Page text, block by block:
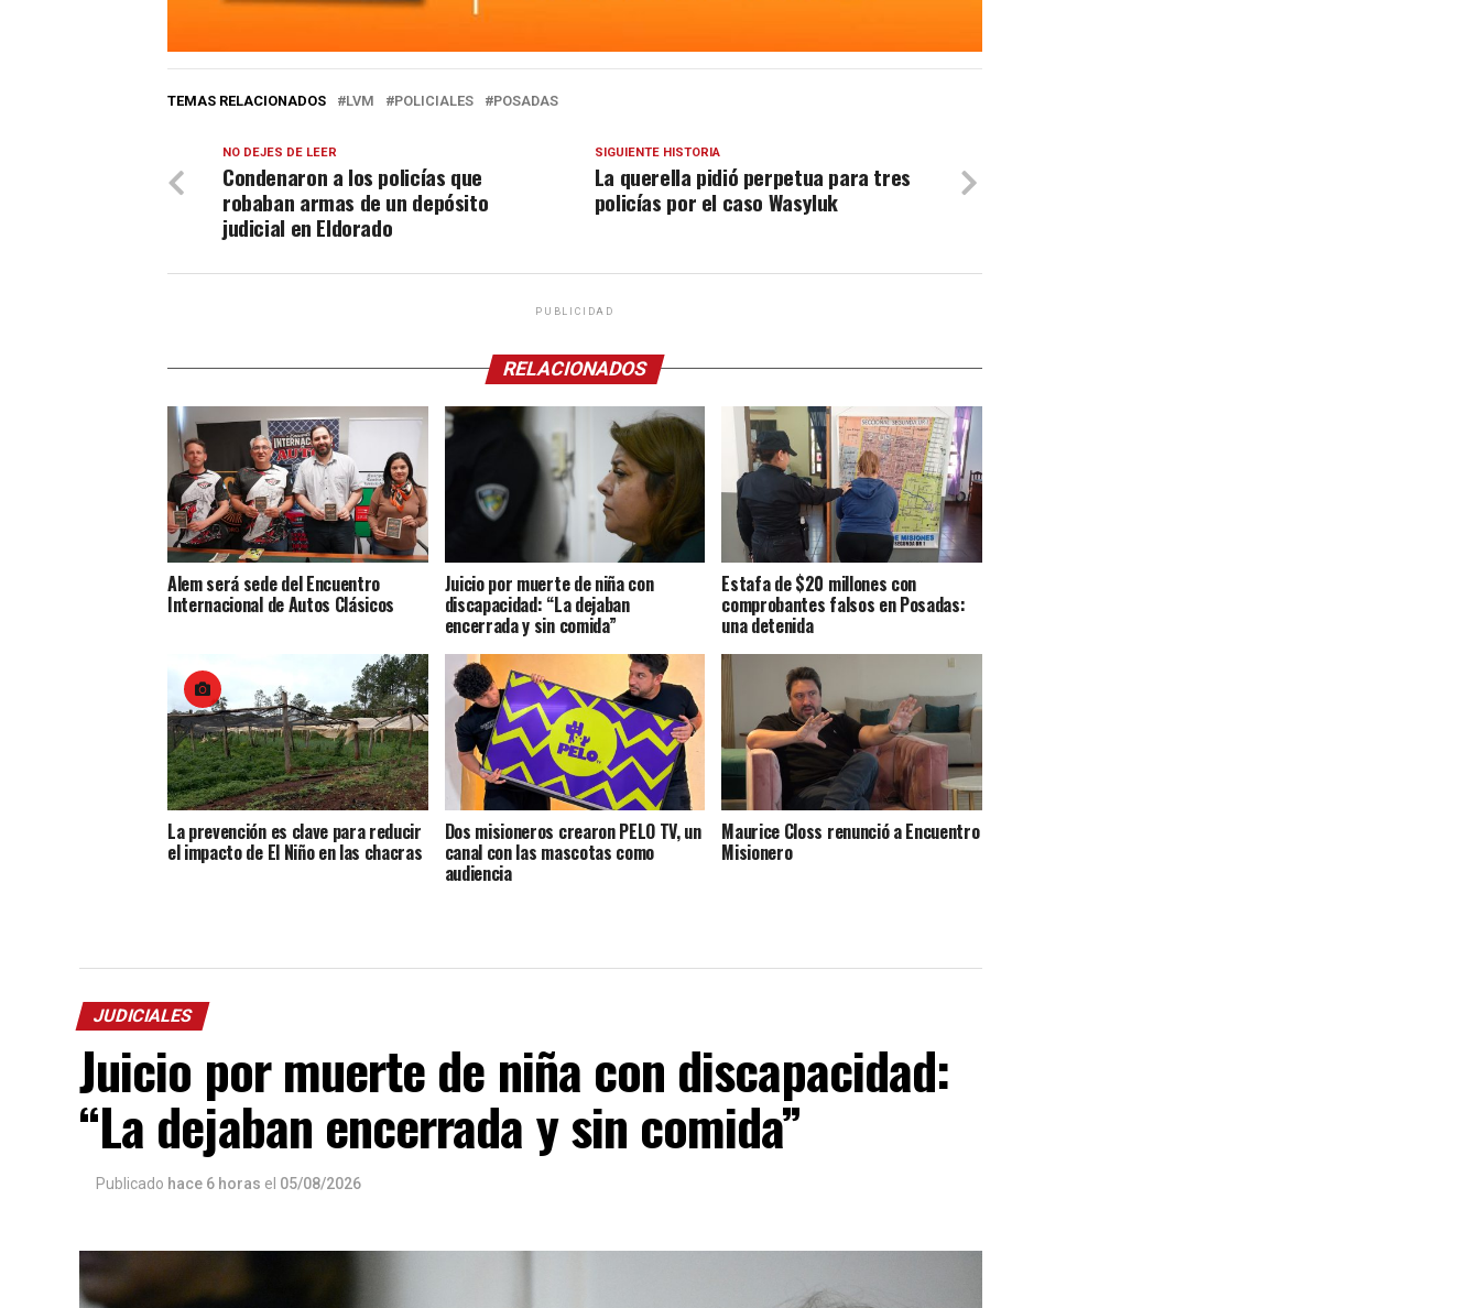
TEMAS RELACIONADOS LVM POLICIALES POSADAS
SIGUIENTE HISTORIA
La querella pidió perpetua para tres
policías por el caso Wasyluk
NO DEJES DE LEER
Condenaron a los policías que
robaban armas de un depósito
judicial en Eldorado
PUBLICIDAD
RELACIONADOS
Alem será sede del Encuentro
Internacional de Autos Clásicos
Juicio por muerte de niña con
discapacidad: “La dejaban
encerrada y sin comida”
Estafa de $20 millones con
comprobantes falsos en Posadas:
una detenida
La prevención es clave para reducir
el impacto de El Niño en las chacras
Dos misioneros crearon PELO TV, un
canal con las mascotas como
audiencia
Maurice Closs renunció a Encuentro
Misionero
JUDICIALES
Juicio por muerte de niña con discapacidad:
“La dejaban encerrada y sin comida”
Publicado hace 6 horas el 05/08/2026